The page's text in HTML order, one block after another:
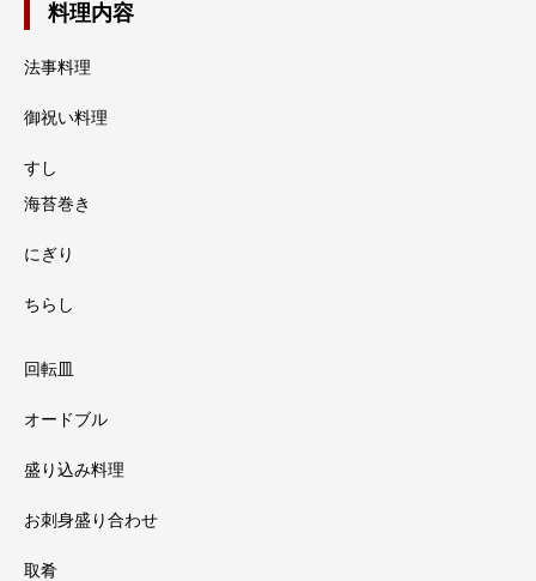
料理内容
法事料理
御祝い料理
すし
海苔巻き
にぎり
ちらし
回転皿
オードブル
盛り込み料理
お刺身盛り合わせ
取肴